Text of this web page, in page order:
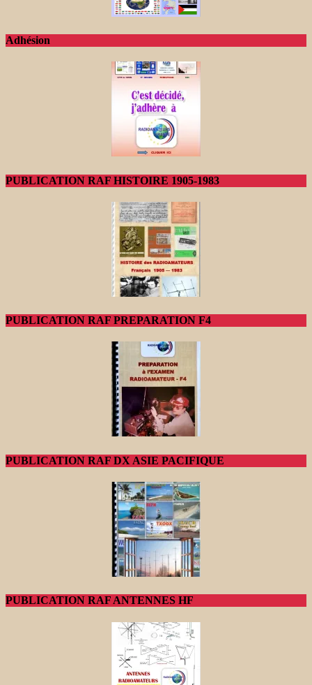
Adhésion
PUBLICATION RAF HISTOIRE 1905-1983
PUBLICATION RAF PREPARATION F4
PUBLICATION RAF DX ASIE PACIFIQUE
PUBLICATION RAF ANTENNES HF